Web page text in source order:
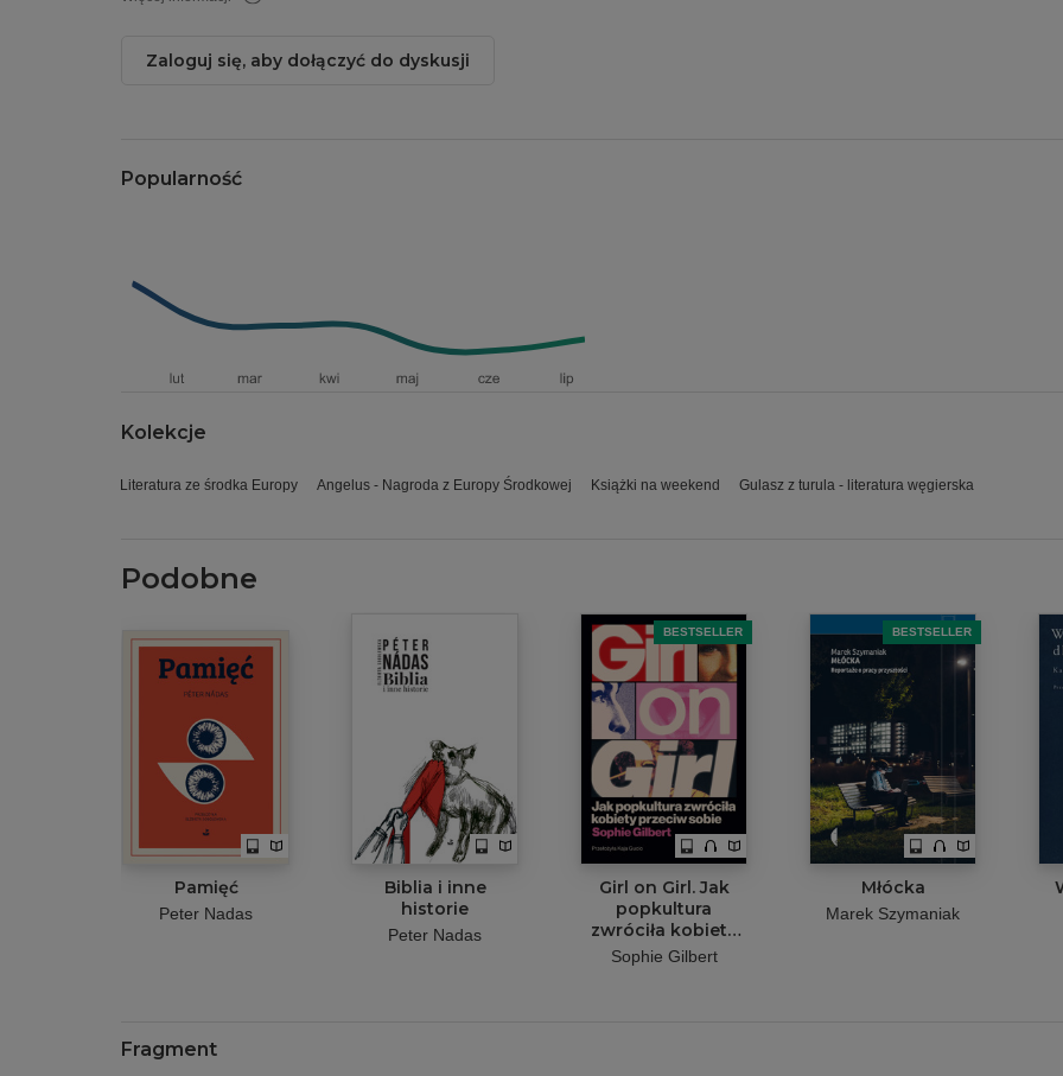
Zaloguj się, aby dołączyć do dyskusji
Popularność
Kolekcje
Literatura ze środka Europy Angelus - Nagroda z Europy Środkowej Książki na weekend Gulasz z turula - literatura węgierska
Podobne
Pamięć
Peter Nadas
Biblia i inne
historie
Peter Nadas
BESTSELLER
Girl on Girl. Jak
popkultura
zwróciła kobiety
przeciw sobie
Sophie Gilbert
BESTSELLER
Młócka
Marek Szymaniak
Fragment